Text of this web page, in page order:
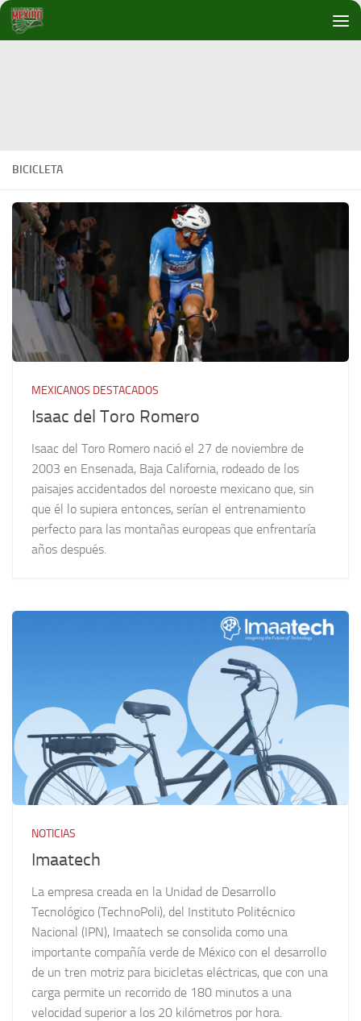
Debajo del contenido
BICICLETA
MEXICANOS DESTACADOS
Isaac del Toro Romero
Isaac del Toro Romero nació el 27 de noviembre de
2003 en Ensenada, Baja California, rodeado de los
paisajes accidentados del noroeste mexicano que, sin
que él lo supiera entonces, serían el entrenamiento
perfecto para las montañas europeas que enfrentaría
años después.
NOTICIAS
Imaatech
La empresa creada en la Unidad de Desarrollo
Tecnológico (TechnoPoli), del Instituto Politécnico
Nacional (IPN), Imaatech se consolida como una
importante compañía verde de México con el desarrollo
de un tren motriz para bicicletas eléctricas, que con una
carga permite un recorrido de 180 minutos a una
velocidad superior a los 20 kilómetros por hora.